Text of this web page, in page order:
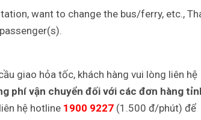
want to change the bus/ferry, etc.,
giao hỏa tốc, khách hàng vui lòng liên hệ
phí vận chuyển đối với các đơn hàng
hệ hotline 1900 9227 (1.500 đ/phút) để